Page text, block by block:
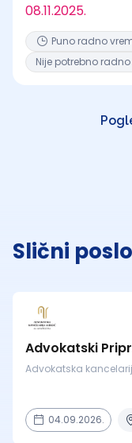
08.11.2025.
Puno radno
Nije potrebno
Slični
Advokatski
Advokatska
04.09.2026.